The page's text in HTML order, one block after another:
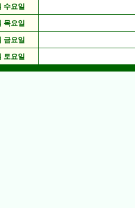
수요일
목요일
금요일
토요일